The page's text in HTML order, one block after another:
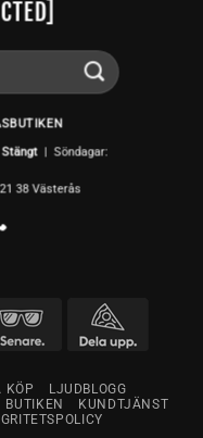
Stängt | Söndagar:
38 Västerås
KÖP
LJUDBLOGG
BUTIKEN
KUNDTJÄNST